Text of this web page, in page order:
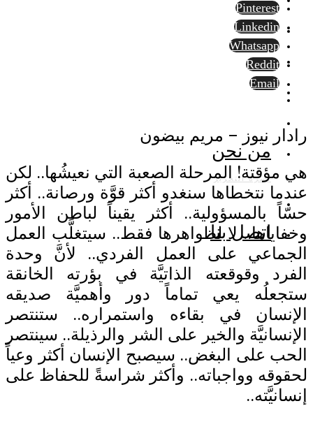
من نحن
أسرة التحرير
اتصل بنا
Pinterest
Linkedin
Whatsapp
Reddit
Email
رادار نيوز – مريم بيضون
هي مؤقتة! المرحلة الصعبة التي نعيشُها.. لكن
عندما نتخطاها سنغدو أكثر قوَّة ورصانة.. أكثر
حسّاً بالمسؤولية.. أكثر يقيناً لباطن الأمور
وخفاياها.. لا لظواهرها فقط.. سيتغلَّب العمل
الجماعي على العمل الفردي.. لأنَّ وحدة
الفرد وقوقعته الذاتيَّة في بؤرته الخانقة
ستجعلُه يعي تماماً دور وأهميَّة صديقه
الإنسان في بقاءه واستمراره.. ستنتصر
الإنسانيَّة والخير على الشر والرذيلة.. سينتصر
الحب على البغض.. سيصبح الإنسان أكثر وعياً
لحقوقه وواجباته.. وأكثر شراسةً للحفاظ على
إنسانيَّته..